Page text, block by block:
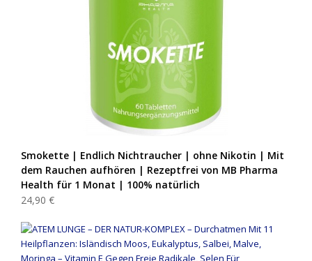
Smokette | Endlich Nichtraucher | ohne Nikotin | Mit
dem Rauchen aufhören | Rezeptfrei von MB Pharma
Health für 1 Monat | 100% natürlich
24,90 €